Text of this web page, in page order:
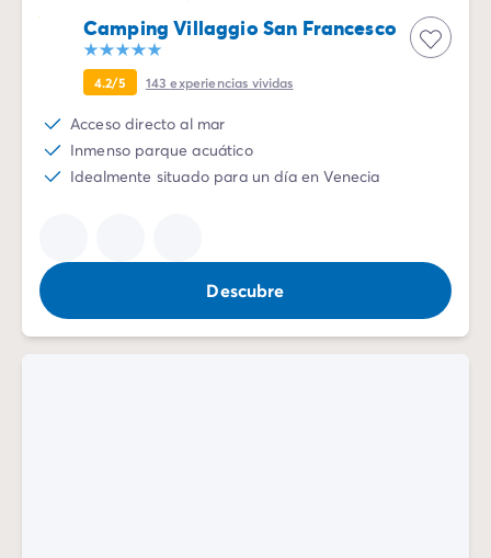
Camping Villaggio San Francesco
4.2/5 143experiencias vividas
Acceso directo al mar
Inmenso parque acuático
Idealmente situado para un día en Venecia
Descubre